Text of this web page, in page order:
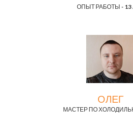
ОПЫТ РАБОТЫ - 13
ОЛЕГ
МАСТЕР ПО